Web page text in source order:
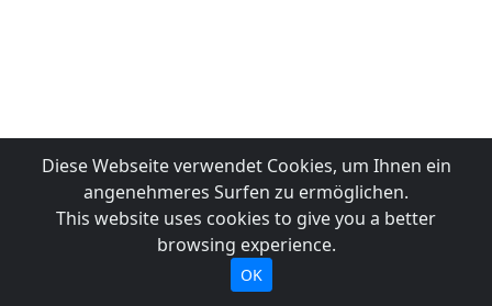
Diese Webseite verwendet Cookies, um Ihnen ein
angenehmeres Surfen zu ermöglichen.
This website uses cookies to give you a better
browsing experience.
OK